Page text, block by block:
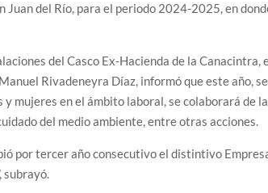
Juan del Río, para el periodo 2024-2025, en
del Casco Ex-Hacienda de la Canacintra,
Rivadeneyra Díaz, informó que este año,
mujeres en el ámbito laboral, se colaborará de
del medio ambiente, entre otras acciones.
por tercer año consecutivo el distintivo
subrayó.